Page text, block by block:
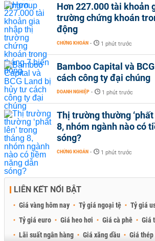
Hơn 227.000 tài khoản
trường chứng khoán
động
CHỨNG KHOÁN - 1 phút trước
Bamboo Capital và
cách công ty đại chúng
DOANH NGHIỆP - 1 phút trước
Thị trường thường
8, nhóm ngành nào có
sóng?
CHỨNG KHOÁN - 1 phút trước
LIÊN KẾT NỔI BẬT
Giá vàng hôm nay Tỷ giá ngoại tệ Tỷ giá
Tỷ giá euro
Giá heo hơi Giá cà phê
Giá
Lãi suất ngân hàng
Giá xăng dầu Giá thép